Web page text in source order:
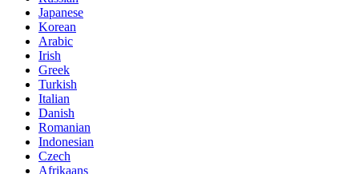
Japanese
Korean
Arabic
Irish
Greek
Turkish
Italian
Danish
Romanian
Indonesian
Czech
Afrikaans